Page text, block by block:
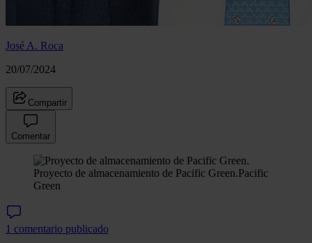
José A. Roca
20/07/2024
Compartir
Comentar
Proyecto de almacenamiento de Pacific Green.Pacific
Green
1 comentario publicado